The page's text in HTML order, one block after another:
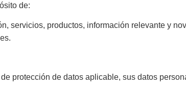
de:
servicios, productos, información relevante y
protección de datos aplicable, sus datos